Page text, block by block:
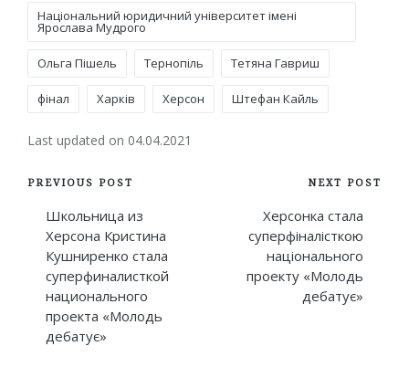
Національний юридичний університет імені
Ярослава Мудрого
Ольга Пішель Тернопіль Тетяна Гавриш
фінал Харків Херсон Штефан Кайль
Last updated on 04.04.2021
Post
navigation
PREVIOUS POST
Школьница из
Херсона Кристина
Кушниренко стала
суперфиналисткой
национального
проекта «Молодь
дебатує»
NEXT POST
Херсонка стала
суперфіналісткою
національного
проекту «Молодь
дебатує»